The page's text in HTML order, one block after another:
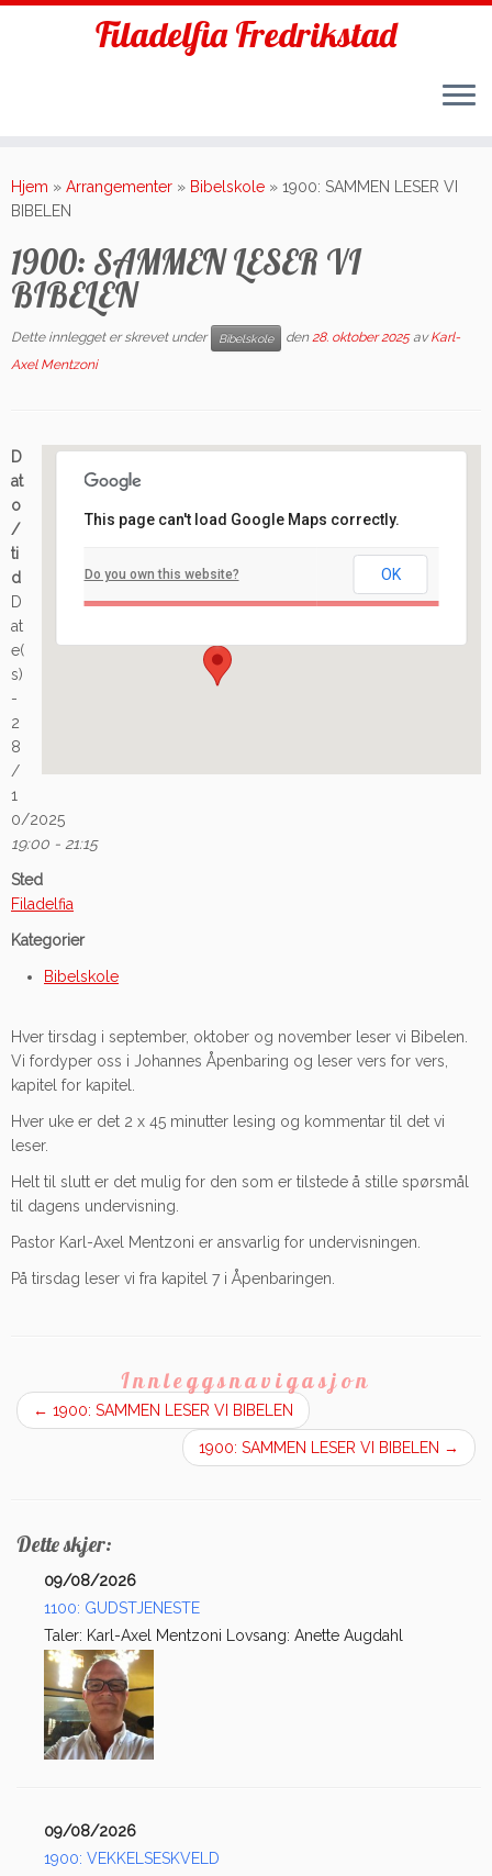
to
content
Filadelfia Fredrikstad
Hjem » Arrangementer » Bibelskole » 1900: SAMMEN LESER VI
BIBELEN
1900: SAMMEN LESER VI
BIBELEN
Dette innlegget er skrevet under Bibelskole den28. oktober 2025 avKarl-
Axel Mentzoni
Arrangement
This page can't load Google Maps correctly.
Do you own this website? OK
D
at
o
/
ti
d
D
at
e(
s)
-
2
8
/
1
0/2025
19:00 - 21:15
Sted
Filadelfia
Kategorier
Bibelskole
Hver tirsdag i september, oktober og november leser vi Bibelen.
Vi fordyper oss i Johannes Åpenbaring og leser vers for vers,
kapitel for kapitel.
Hver uke er det 2 x 45 minutter lesing og kommentar til det vi
leser.
Helt til slutt er det mulig for den som er tilstede å stille spørsmål
til dagens undervisning.
Pastor Karl-Axel Mentzoni er ansvarlig for undervisningen.
På tirsdag leser vi fra kapitel 7 i Åpenbaringen.
Innleggsnavigasjon
← 1900: SAMMEN LESER VI BIBELEN
1900: SAMMEN LESER VI BIBELEN →
Dette skjer:
09/08/2026
1100: GUDSTJENESTE
Taler: Karl-Axel Mentzoni Lovsang: Anette Augdahl
09/08/2026
1900: VEKKELSESKVELD